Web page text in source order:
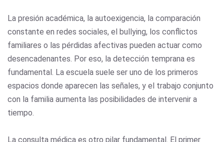
La presión académica, la autoexigencia, la comparación
constante en redes sociales, el bullying, los conflictos
familiares o las pérdidas afectivas pueden actuar como
desencadenantes. Por eso, la detección temprana es
fundamental. La escuela suele ser uno de los primeros
espacios donde aparecen las señales, y el trabajo conjunto
con la familia aumenta las posibilidades de intervenir a
tiempo.
La consulta médica es otro pilar fundamental. El primer